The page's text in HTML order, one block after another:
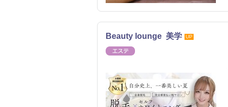
Beauty lounge 美学 UP